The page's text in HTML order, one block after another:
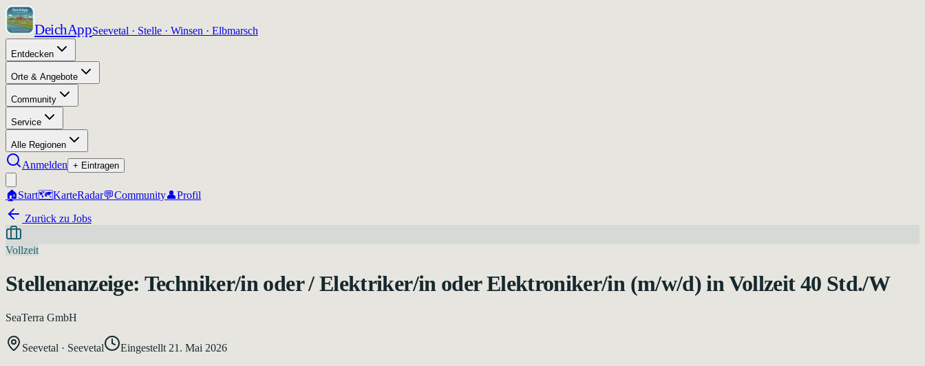
DeichAppSeevetal · Stelle · Winsen · Elbmarsch
Entdecken
Orte & Angebote
Community
Service
Alle Regionen
Anmelden + Eintragen
🏠Start🗺️KarteRadar💬Community👤Profil
Zurück zu Jobs
Vollzeit
Stellenanzeige: Techniker/in oder / Elektriker/in oder Elektroniker/in (m/w/d) in Vollzeit 40 Std./W
SeaTerra GmbH
Seevetal · Seevetal Eingestellt 21. Mai 2026